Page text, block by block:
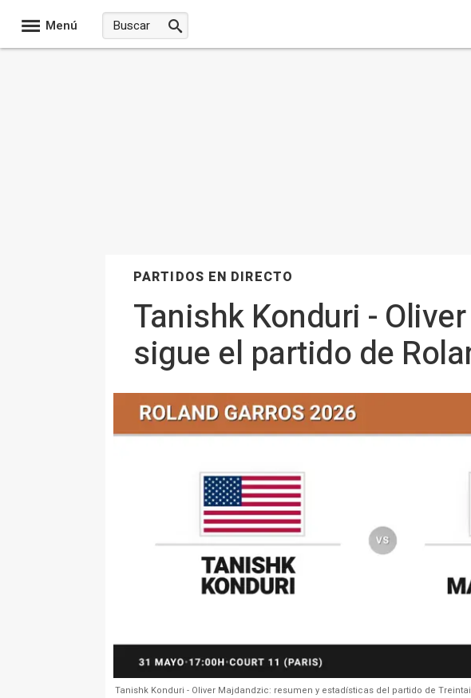
Menú
PARTIDOS EN DIRECTO
Tanishk Konduri -
sigue el partido de
Tanishk Konduri - Oliver Majdandzic: resumen y estadísticas del partido de